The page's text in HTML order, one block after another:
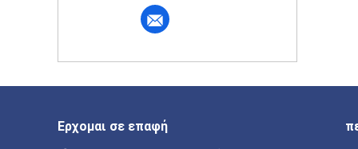
Ερχομαι σε επαφή